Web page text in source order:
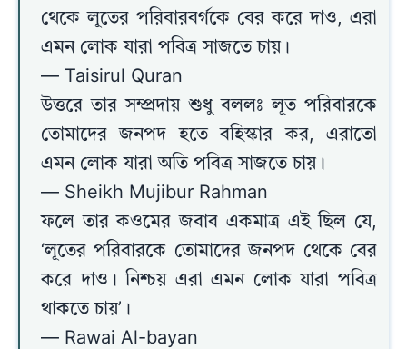
থেকে লূতের পরিবারবর্গকে বের করে দাও, এরা
এমন লোক যারা পবিত্র সাজতে চায়।
— Taisirul Quran
উত্তরে তার সম্প্রদায় শুধু বললঃ লূত পরিবারকে
তোমাদের জনপদ হতে বহিস্কার কর, এরাতো
এমন লোক যারা অতি পবিত্র সাজতে চায়।
— Sheikh Mujibur Rahman
ফলে তার কওমের জবাব একমাত্র এই ছিল যে,
‘লূতের পরিবারকে তোমাদের জনপদ থেকে বের
করে দাও। নিশ্চয় এরা এমন লোক যারা পবিত্র
থাকতে চায়’।
— Rawai Al-bayan